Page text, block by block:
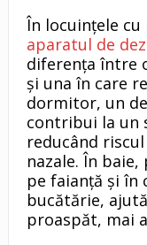
În locuințele
aparatul de
diferența între
și una în care
dormitor, un
contribui la un
reducând
nazale. În
pe faianță și în
bucătărie,
proaspăt, mai